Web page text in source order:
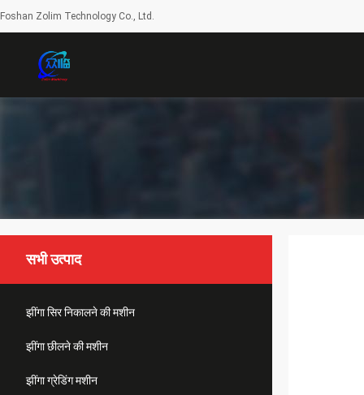
Foshan Zolim Technology Co., Ltd.
सभी उत्पाद
झींगा सिर निकालने की मशीन
झींगा छीलने की मशीन
झींगा ग्रेडिंग मशीन